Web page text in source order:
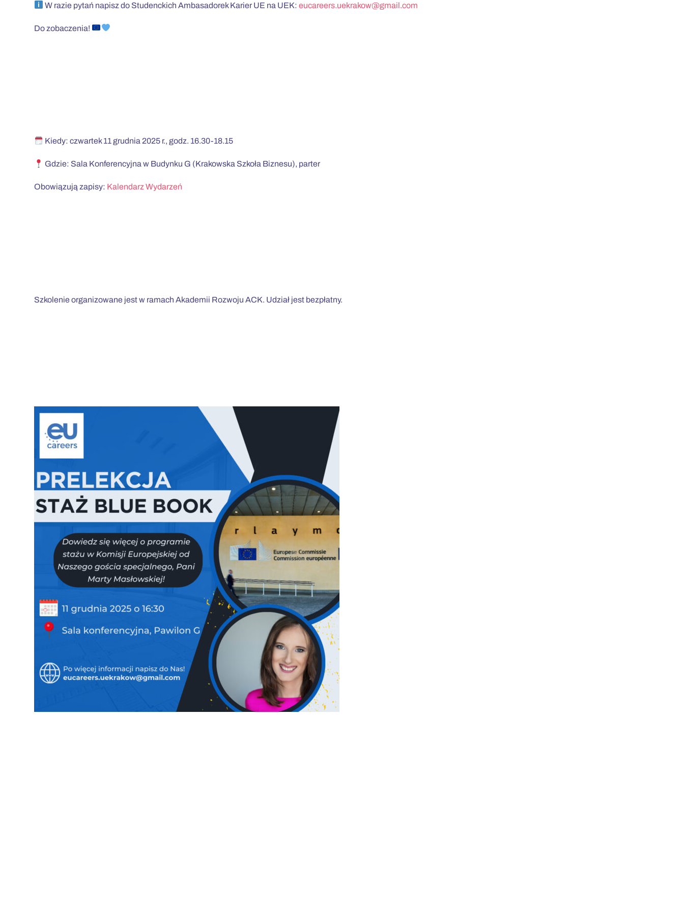
W razie pytań napisz do Studenckich Ambasadorek Karier UE na UEK:eucareers.uekrakow@gmail.com
Do zobaczenia!
Kiedy: czwartek 11 grudnia 2025 r., godz. 16.30-18.15
Gdzie: Sala Konferencyjna w Budynku G (Krakowska Szkoła Biznesu), parter
Obowiązują zapisy: Kalendarz Wydarzeń
Szkolenie organizowane jest w ramach Akademii Rozwoju ACK. Udział jest bezpłatny.